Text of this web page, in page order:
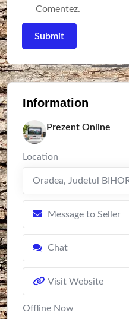
Comentez.
Information
Prezent Online
Location
Oradea, Judetul
Message to Seller
Chat
Visit Website
Offline Now